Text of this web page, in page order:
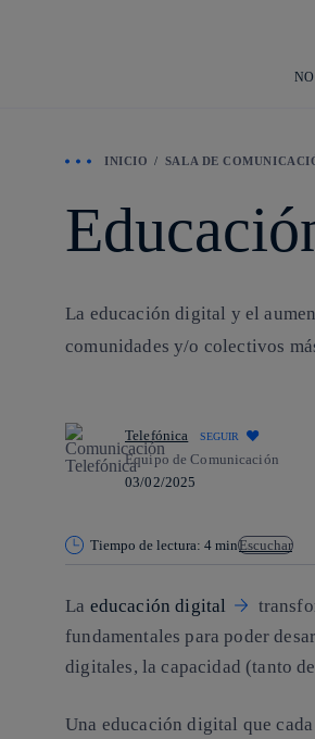
INICIO SALA DE
La educación digital y el
comunidades y/o colectivos
Telefónica SEGUIR
Equipo de Comunicación
03/02/2025
Tiempo de lectura: 4 minEscuchar
La educación digital
fundamentales para poder
digitales, la capacidad (tanto
Una educación digital que